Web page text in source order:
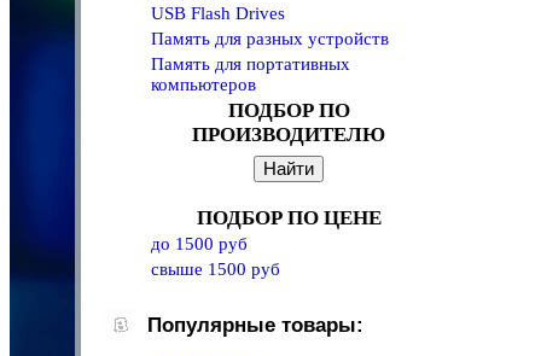
USB Flash Drives
Память для разных устройств
Память для портативных
компьютеров
ПОДБОР ПО
ПРОИЗВОДИТЕЛЮ
ПОДБОР ПО ЦЕНЕ
до 1500 руб
свыше 1500 руб
Популярные товары: